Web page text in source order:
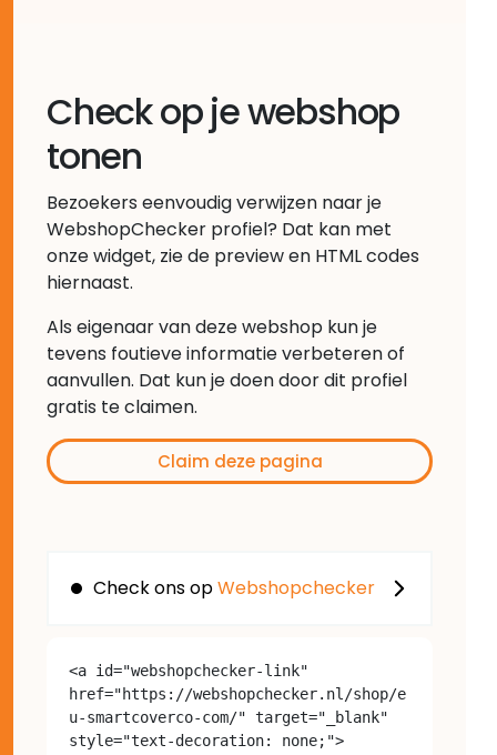
Check op je webshop
tonen
Bezoekers eenvoudig verwijzen naar je
WebshopChecker profiel? Dat kan met
onze widget, zie de preview en HTML codes
hiernaast.
Als eigenaar van deze webshop kun je
tevens foutieve informatie verbeteren of
aanvullen. Dat kun je doen door dit profiel
gratis te claimen.
Claim deze pagina
Check ons opWebshopchecker
<a id="webshopchecker-link"
href="https://webshopchecker.nl/shop/e
u-smartcoverco-com/" target="_blank"
style="text-decoration: none;">